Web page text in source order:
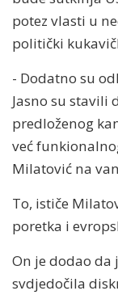
potez vlasti u
politički
- Dodatno su
Jasno su stavili
predloženog
već
Milatović na
To, ističe
poretka i
On je dodao
svdjedočila